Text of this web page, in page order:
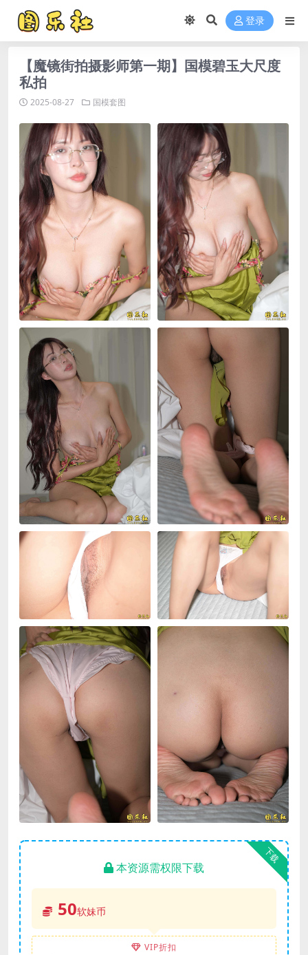
登录
【魔镜街拍摄影师第一期】国模碧玉大尺度
私拍
2025-08-27 国模套图
下载
本资源需权限下载
50软妹币
VIP折扣